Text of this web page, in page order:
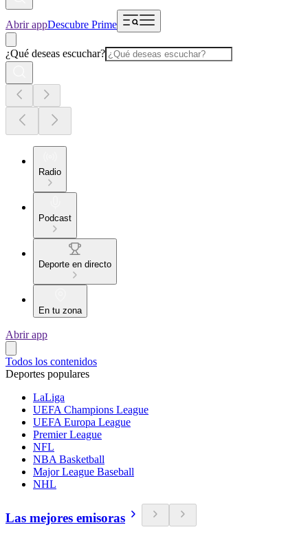
Abrir appDescubre Prime
¿Qué deseas escuchar?
Radio
Podcast
Deporte en directo
En tu zona
Abrir app
Todos los contenidos
Deportes populares
LaLiga
UEFA Champions League
UEFA Europa League
Premier League
NFL
NBA Basketball
Major League Baseball
NHL
Las mejores emisoras